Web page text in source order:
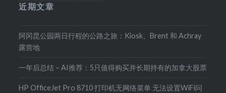
近期文章
阿冈昆公园两日行程的公路之旅：Kiosk、Brent 和 Achray
露营地
一年后总结 – AI推荐：5只值得购买并长期持有的加拿大股票
HP OfficeJet Pro 8710 打印机无网络菜单 无法设置WiFi问